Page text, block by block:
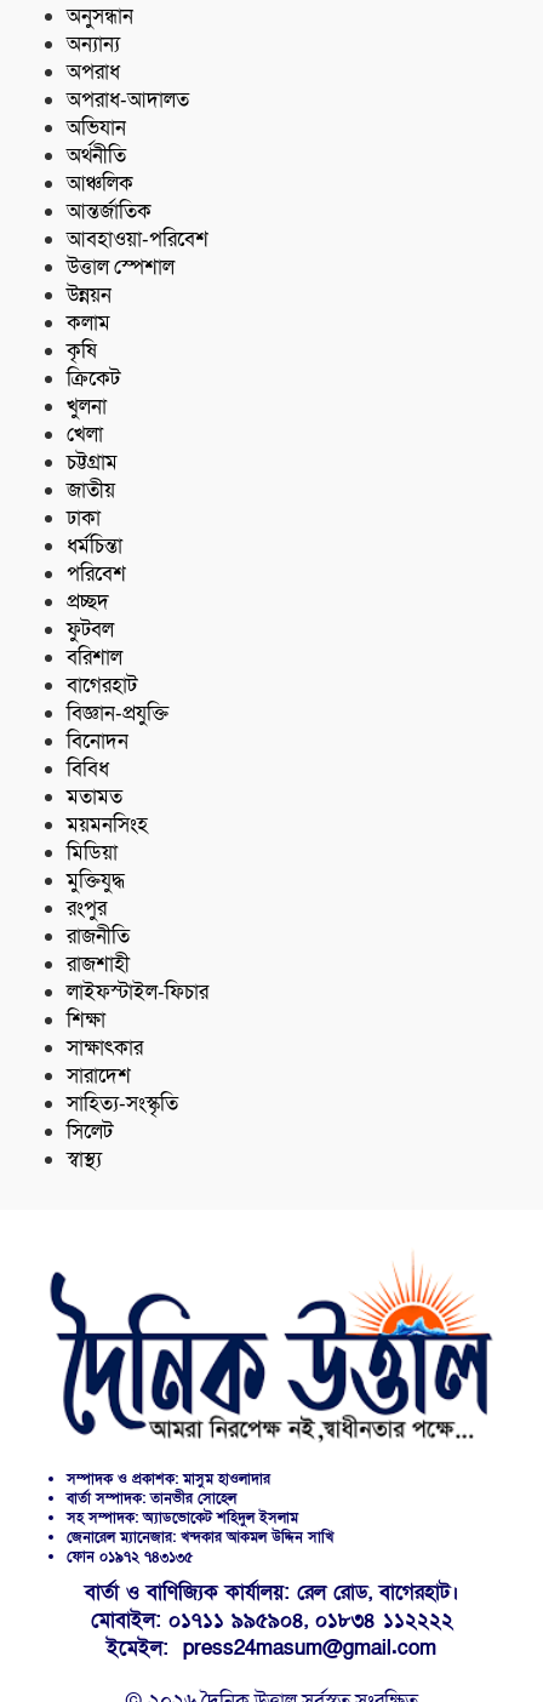
অনুসন্ধান
অন্যান্য
অপরাধ
অপরাধ-আদালত
অভিযান
অর্থনীতি
আঞ্চলিক
আন্তর্জাতিক
আবহাওয়া-পরিবেশ
উত্তাল স্পেশাল
উন্নয়ন
কলাম
কৃষি
ক্রিকেট
খুলনা
খেলা
চট্টগ্রাম
জাতীয়
ঢাকা
ধর্মচিন্তা
পরিবেশ
প্রচ্ছদ
ফুটবল
বরিশাল
বাগেরহাট
বিজ্ঞান-প্রযুক্তি
বিনোদন
বিবিধ
মতামত
ময়মনসিংহ
মিডিয়া
মুক্তিযুদ্ধ
রংপুর
রাজনীতি
রাজশাহী
লাইফস্টাইল-ফিচার
শিক্ষা
সাক্ষাৎকার
সারাদেশ
সাহিত্য-সংস্কৃতি
সিলেট
স্বাস্থ্য
সম্পাদক ও প্রকাশক: মাসুম হাওলাদার
বার্তা সম্পাদক: তানভীর সোহেল
সহ সম্পাদক: অ্যাডভোকেট শহিদুল ইসলাম
জেনারেল ম্যানেজার: খন্দকার আকমল উদ্দিন সাখি
ফোন ০১৯৭২ ৭৪৩১৩৫
বার্তা ও বাণিজ্যিক কার্যালয়: রেল রোড, বাগেরহাট।
মোবাইল: ০১৭১১ ৯৯৫৯০৪, ০১৮৩৪ ১১২২২২
ইমেইল: press24masum@gmail.com